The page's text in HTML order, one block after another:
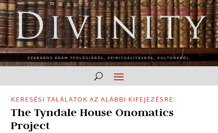
KERESÉSI TALÁLATOK AZ ALÁBBI KIFEJEZÉSRE:
The Tyndale House Onomatics
Project